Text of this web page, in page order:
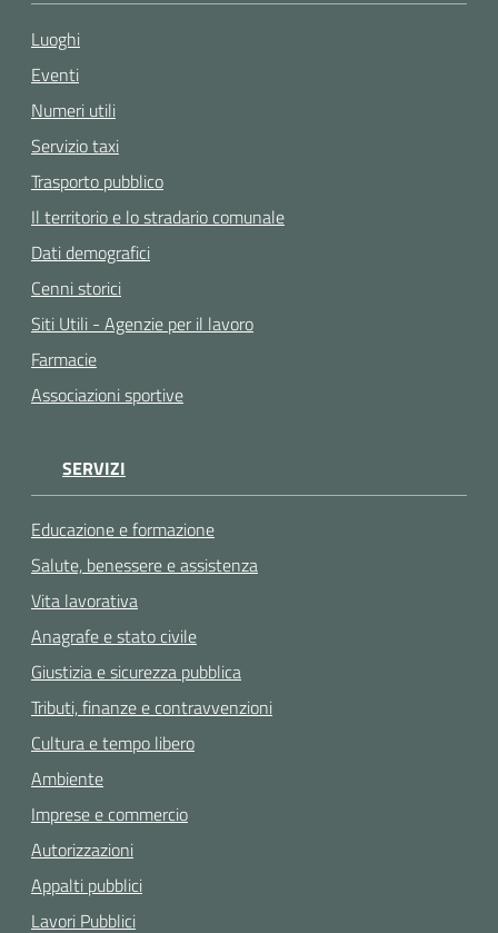
Luoghi
Eventi
Numeri utili
Servizio taxi
Trasporto pubblico
Il territorio e lo stradario comunale
Dati demografici
Cenni storici
Siti Utili - Agenzie per il lavoro
Farmacie
Associazioni sportive
SERVIZI
Educazione e formazione
Salute, benessere e assistenza
Vita lavorativa
Anagrafe e stato civile
Giustizia e sicurezza pubblica
Tributi, finanze e contravvenzioni
Cultura e tempo libero
Ambiente
Imprese e commercio
Autorizzazioni
Appalti pubblici
Lavori Pubblici